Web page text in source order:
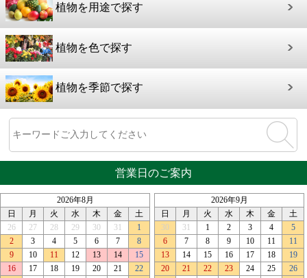
植物を用途で探す
植物を色で探す
植物を季節で探す
営業日のご案内